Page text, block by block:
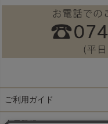
ご利用ガイド